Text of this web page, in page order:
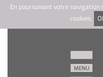
En poursuivant votre
cookies.